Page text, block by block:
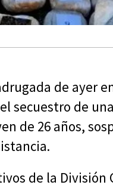
de ayer
secuestro de
de 26 años,
de la División